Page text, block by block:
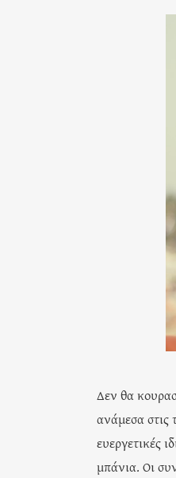
Δεν θα
ανάμεσα στις
ευεργετικές
μπάνια. Οι